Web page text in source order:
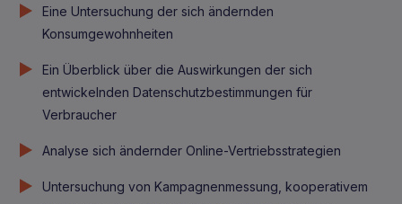
Eine Untersuchung der sich ändernden
Konsumgewohnheiten
Ein Überblick über die Auswirkungen der sich
entwickelnden Datenschutzbestimmungen für
Verbraucher
Analyse sich ändernder Online-Vertriebsstrategien
Untersuchung von Kampagnenmessung, kooperativem